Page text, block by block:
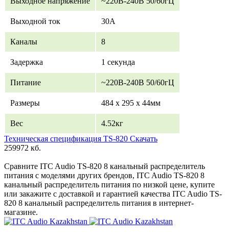
Выходной ток 30А
Каналы 8
Задержка 1 секунда
Питание ~220В-240В 50/60гЦ
Размеры 484 х 295 х 44мм
Вес
4.52кг
Техническая спецификация TS-820 Скачать
259972 кб.
Сравните ITC Audio TS-820 8 канальный распределитель
питания с моделями других брендов, ITC Audio TS-820 8
канальный распределитель питания по низкой цене, купите
или закажите с доставкой и гарантией качества ITC Audio TS-
820 8 канальный распределитель питания в интернет-
магазине.